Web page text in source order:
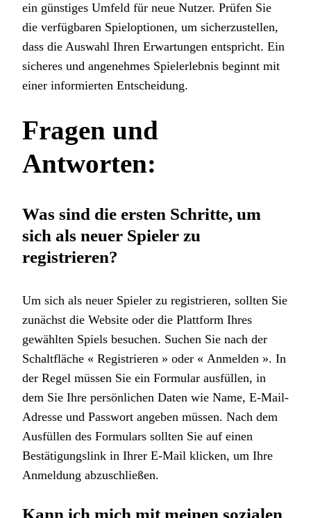
ein günstiges Umfeld für neue Nutzer. Prüfen Sie
die verfügbaren Spieloptionen, um sicherzustellen,
dass die Auswahl Ihren Erwartungen entspricht. Ein
sicheres und angenehmes Spielerlebnis beginnt mit
einer informierten Entscheidung.
Fragen und
Antworten:
Was sind die ersten Schritte, um
sich als neuer Spieler zu
registrieren?
Um sich als neuer Spieler zu registrieren, sollten Sie
zunächst die Website oder die Plattform Ihres
gewählten Spiels besuchen. Suchen Sie nach der
Schaltfläche « Registrieren » oder « Anmelden ». In
der Regel müssen Sie ein Formular ausfüllen, in
dem Sie Ihre persönlichen Daten wie Name, E-Mail-
Adresse und Passwort angeben müssen. Nach dem
Ausfüllen des Formulars sollten Sie auf einen
Bestätigungslink in Ihrer E-Mail klicken, um Ihre
Anmeldung abzuschließen.
Kann ich mich mit meinen sozialen